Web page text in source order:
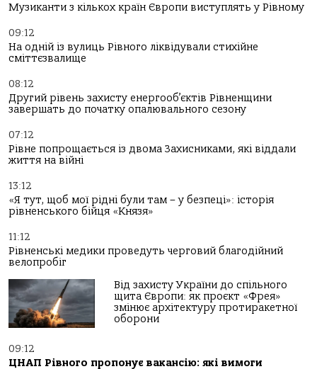
Музиканти з кількох країн Європи виступлять у Рівному
09:12
На одній із вулиць Рівного ліквідували стихійне
сміттєзвалище
08:12
Другий рівень захисту енергооб’єктів Рівненщини
завершать до початку опалювального сезону
07:12
Рівне попрощається із двома Захисниками, які віддали
життя на війні
13:12
«Я тут, щоб мої рідні були там – у безпеці»: історія
рівненського бійця «Князя»
11:12
Рівненські медики проведуть черговий благодійний
велопробіг
Від захисту України до спільного
щита Європи: як проєкт «Фрея»
змінює архітектуру протиракетної
оборони
09:12
ЦНАП Рівного пропонує вакансію: які вимоги